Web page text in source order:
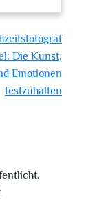
Die Kunst,
Emotionen
festzuhalten